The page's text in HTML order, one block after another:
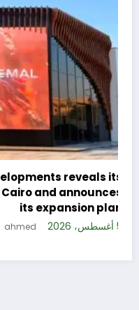
reveals its
and announces
its expansion plan
5 أغسطس، 2026 ahmed